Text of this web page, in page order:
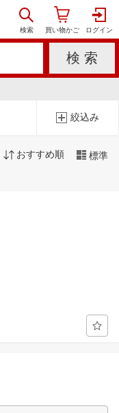
絞込み
おすすめ順 標準